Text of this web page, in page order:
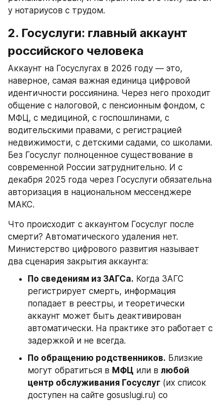
у нотариусов с трудом.
2. Госуслуги: главный аккаунт
российского человека
Аккаунт на Госуслугах в 2026 году — это,
наверное, самая важная единица цифровой
идентичности россиянина. Через него проходит
общение с налоговой, с пенсионным фондом, с
МФЦ, с медициной, с госпошлинами, с
водительскими правами, с регистрацией
недвижимости, с детскими садами, со школами.
Без Госуслуг полноценное существование в
современной России затруднительно. И с
декабря 2025 года через Госуслуги обязательна
авторизация в национальном мессенджере
МАКС.
Что происходит с аккаунтом Госуслуг после
смерти? Автоматического удаления нет.
Министерство цифрового развития называет
два сценария закрытия аккаунта:
По сведениям из ЗАГСа. Когда ЗАГС
регистрирует смерть, информация
попадает в реестры, и теоретически
аккаунт может быть деактивирован
автоматически. На практике это работает с
задержкой и не всегда.
По обращению родственников. Близкие
могут обратиться в МФЦ или в любой
центр обслуживания Госуслуг (их список
доступен на сайте gosuslugi.ru) со